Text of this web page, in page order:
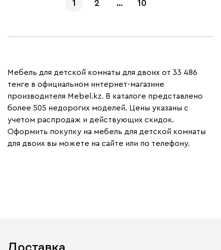
1 2 … 10
Мебель для детской комнаты для двоих от 33 486
тенге в официальном интернет-магазине
производителя Mebel.kz. В каталоге представлено
более 505 недорогих моделей. Цены указаны с
учетом распродаж и действующих скидок.
Оформить покупку на мебель для детской комнаты
для двоих вы можете на сайте или по телефону.
Доставка